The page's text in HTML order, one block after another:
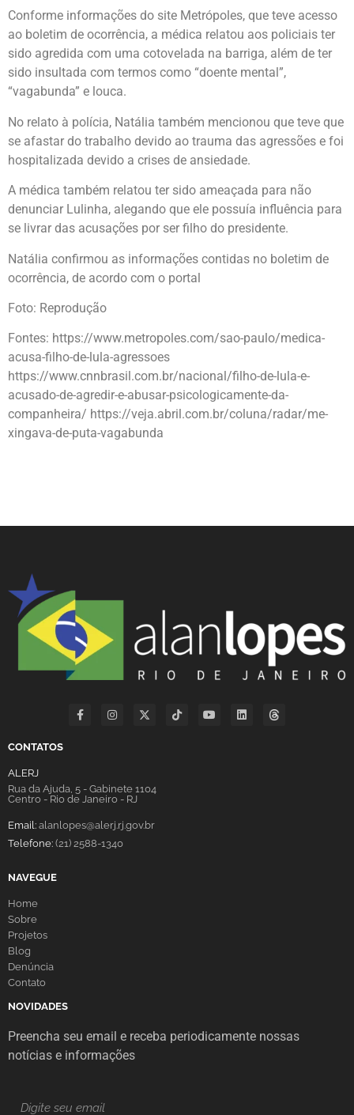
Conforme informações do site Metrópoles, que teve acesso
ao boletim de ocorrência, a médica relatou aos policiais ter
sido agredida com uma cotovelada na barriga, além de ter
sido insultada com termos como “doente mental”,
“vagabunda” e louca.
No relato à polícia, Natália também mencionou que teve que
se afastar do trabalho devido ao trauma das agressões e foi
hospitalizada devido a crises de ansiedade.
A médica também relatou ter sido ameaçada para não
denunciar Lulinha, alegando que ele possuía influência para
se livrar das acusações por ser filho do presidente.
Natália confirmou as informações contidas no boletim de
ocorrência, de acordo com o portal
Foto: Reprodução
Fontes: https://www.metropoles.com/sao-paulo/medica-
acusa-filho-de-lula-agressoes
https://www.cnnbrasil.com.br/nacional/filho-de-lula-e-
acusado-de-agredir-e-abusar-psicologicamente-da-
companheira/ https://veja.abril.com.br/coluna/radar/me-
xingava-de-puta-vagabunda
CONTATOS
ALERJ
Rua da Ajuda, 5 - Gabinete 1104
Centro - Rio de Janeiro - RJ
Email: alanlopes@alerj.rj.gov.br
Telefone: (21) 2588-1340
NAVEGUE
Home
Sobre
Projetos
Blog
Denúncia
Contato
NOVIDADES
Preencha seu email e receba periodicamente nossas
notícias e informações